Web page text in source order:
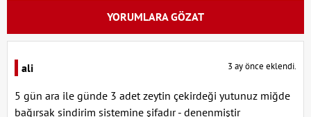
YORUMLARA GÖZAT
ali 3 ay önce eklendi.
5 gün ara ile günde 3 adet zeytin çekirdeği yutunuz miğde
bağırsak sindirim sistemine şifadır - denenmiştir